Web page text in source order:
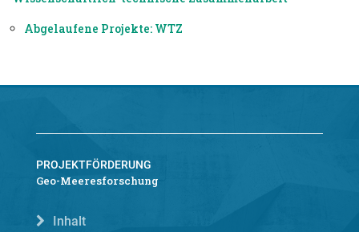
Abgelaufene Projekte: WTZ
PROJEKTFÖRDERUNG
Geo-Meeresforschung
Inhalt